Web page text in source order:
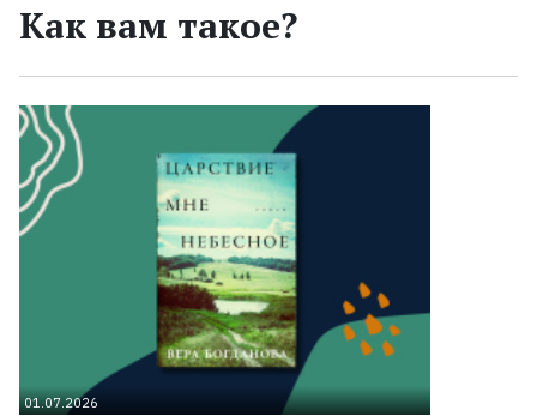
Как вам такое?
01.07.2026